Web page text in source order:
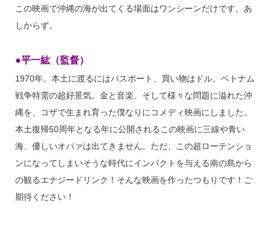
この映画で沖縄の海が出てくる場面はワンシーンだけです。あ
しからず。
●平一紘（監督）
1970年。本土に渡るにはパスポート、買い物はドル。ベトナム
戦争特需の超好景気。金と音楽、そして様々な問題に溢れた沖
縄を、コザで生まれ育った僕なりにコメディ映画にしました。
本土復帰50周年となる年に公開されるこの映画に三線や青い
海、優しいオバァは出てきません。ただ、この超ローテンショ
ンになってしまいそうな時代にインパクトを与える南の島から
の観るエナジードリンク！そんな映画を作ったつもりです！ご
期待ください！